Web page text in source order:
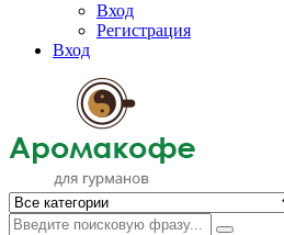
Вход
Регистрация
Вход